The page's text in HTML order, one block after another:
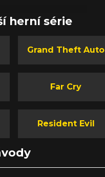
herní série
Grand Theft Auto
Far Cry
Resident Evil